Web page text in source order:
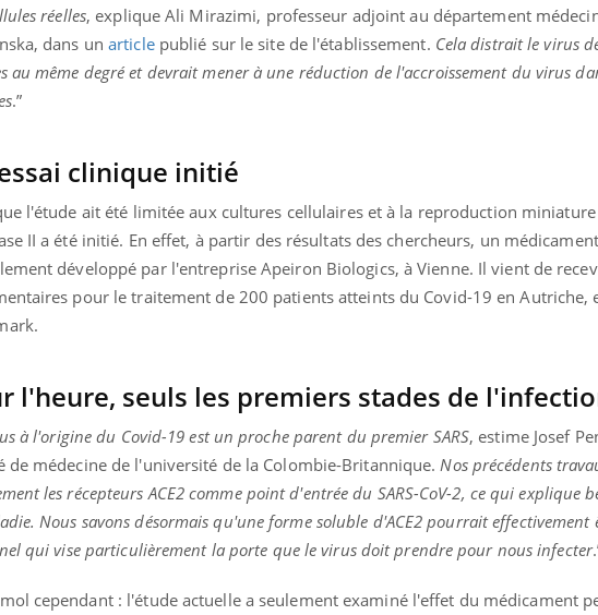
réelles, explique Ali Mirazimi, professeur adjoint au département
dans un articlepublié sur le site de l'établissement. Cela distrait le virus
au même degré et devrait mener à une réduction de l'accroissement du virus
.”
clinique initié
l'étude ait été limitée aux cultures cellulaires et à la reproduction
II a été initié. En effet, à partir des résultats des chercheurs, un
développé par l'entreprise Apeiron Biologics, à Vienne. Il vient de
pour le traitement de 200 patients atteints du Covid-19 en Autriche,
l'heure, seuls les premiers stades de
à l'origine du Covid-19 est un proche parent du premier SARS, estime Josef
de médecine de l'université de la Colombie-Britannique.Nos précédents
les récepteurs ACE2 comme point d'entrée du SARS-CoV-2, ce qui explique
Nous savons désormais qu'une forme soluble d'ACE2 pourrait
qui vise particulièrement la porte que le virus doit prendre pour nous infecter
cependant : l'étude actuelle a seulement examiné l'effet du médicament